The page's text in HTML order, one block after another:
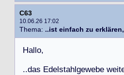
C63
10.06.26 17:02
Thema: ..ist einfach zu
Hallo,
..das Edelstahlgewebe weit